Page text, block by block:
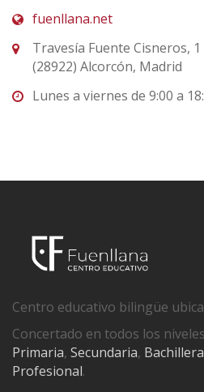
fuenllana.net
Travesía Fuente Cisneros, 1
(28922) Alcorcón, Madrid
Lunes a viernes de 9:00 a
Centro educativo bilingüe
Concertado en todos los
Primaria, Secundaria,
Profesional.